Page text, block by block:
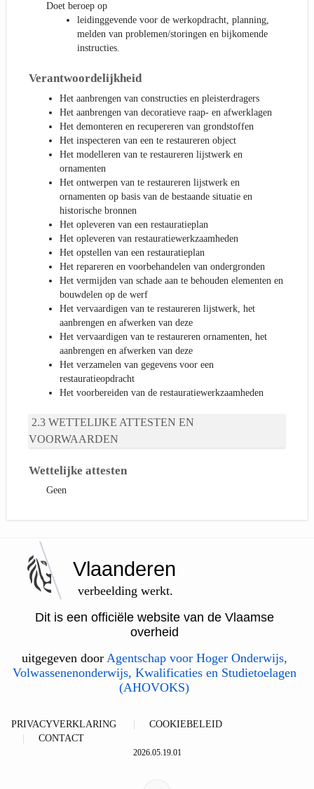
Doet beroep op
leidinggevende voor de werkopdracht, planning,
melden van problemen/storingen en bijkomende
instructies.
Verantwoordelijkheid
Het aanbrengen van constructies en pleisterdragers
Het aanbrengen van decoratieve raap- en afwerklagen
Het demonteren en recupereren van grondstoffen
Het inspecteren van een te restaureren object
Het modelleren van te restaureren lijstwerk en
ornamenten
Het ontwerpen van te restaureren lijstwerk en
ornamenten op basis van de bestaande situatie en
historische bronnen
Het opleveren van een restauratieplan
Het opleveren van restauratiewerkzaamheden
Het opstellen van een restauratieplan
Het repareren en voorbehandelen van ondergronden
Het vermijden van schade aan te behouden elementen en
bouwdelen op de werf
Het vervaardigen van te restaureren lijstwerk, het
aanbrengen en afwerken van deze
Het vervaardigen van te restaureren ornamenten, het
aanbrengen en afwerken van deze
Het verzamelen van gegevens voor een
restauratieopdracht
Het voorbereiden van de restauratiewerkzaamheden
WETTELIJKE ATTESTEN EN
VOORWAARDEN
Wettelijke attesten
Geen
Vlaanderen
verbeelding werkt.
Dit is een officiële website van de Vlaamse
overheid
uitgegeven door Agentschap voor Hoger Onderwijs,
Volwassenenonderwijs, Kwalificaties en Studietoelagen
(AHOVOKS)
PRIVACYVERKLARING
COOKIEBELEID
CONTACT
2026.05.19.01